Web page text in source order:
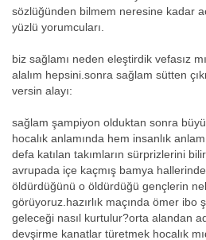
sözlüğünden bilmem neresine kadar
yüzlü yorumcuları.
biz sağlamı neden eleştirdik vefasız
alalım hepsini.sonra sağlam sütten
versin alayı:
sağlam şampiyon olduktan sonra
hocalık anlamında hem insanlık
defa katılan takımların sürprizlerini
avrupada içe kaçmış bamya
öldürdüğünü o öldürdüğü gençlerin
görüyoruz.hazırlık maçında ömer ibo
geleceği nasıl kurtulur?orta alandan
devşirme kanatlar türetmek hocalık